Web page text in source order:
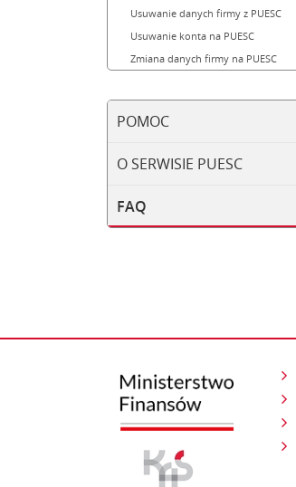
Usuwanie danych firmy z PUESC
Usuwanie konta na PUESC
Zmiana danych firmy na PUESC
POMOC
O SERWISIE PUESC
FAQ